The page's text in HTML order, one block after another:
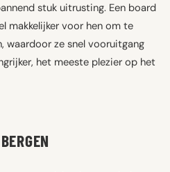
stuk uitrusting. Een board
makkelijker voor hen om te
waardoor ze snel vooruitgang
het meeste plezier op het